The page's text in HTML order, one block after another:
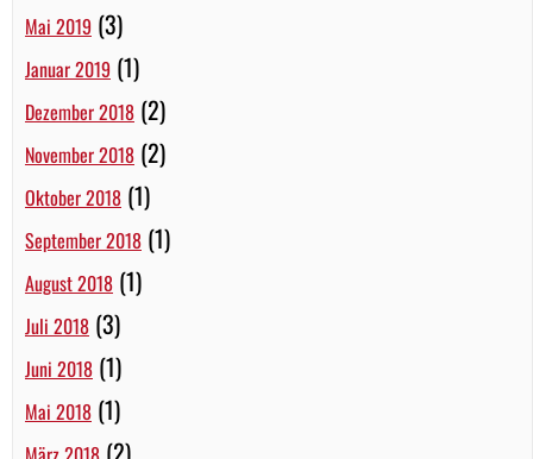
Mai 2019 (3)
Januar 2019 (1)
Dezember 2018 (2)
November 2018 (2)
Oktober 2018 (1)
September 2018 (1)
August 2018 (1)
Juli 2018 (3)
Juni 2018 (1)
Mai 2018 (1)
(2)